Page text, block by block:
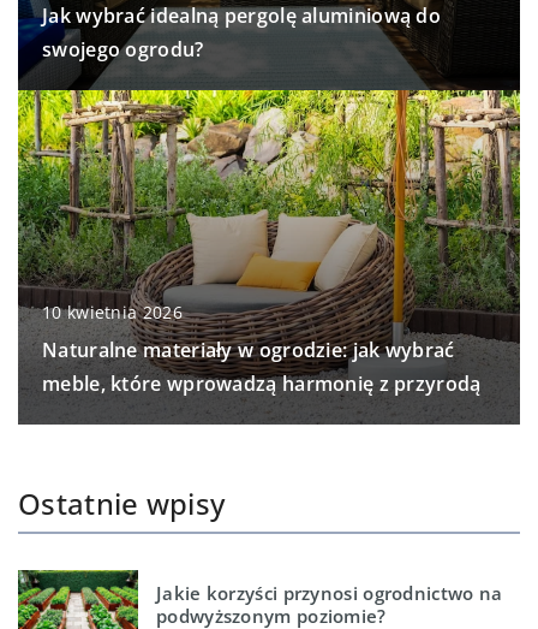
Jak wybrać idealną pergolę aluminiową do
swojego ogrodu?
10 kwietnia 2026
Naturalne materiały w ogrodzie: jak wybrać
meble, które wprowadzą harmonię z przyrodą
Ostatnie wpisy
Jakie korzyści przynosi ogrodnictwo na
podwyższonym poziomie?